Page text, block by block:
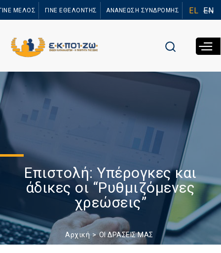
προς το
ΜΕΛΟΣ ΓΙΝΕ ΕΘΕΛΟΝΤΗΣ ΑΝΑΝΕΩΣΗ ΣΥΝΔΡΟΜΗΣ EL EN
Επιστολή: Υπέρογκες και
άδικες οι “Ρυθμιζόμενες
χρεώσεις”
Αρχική ΟΙ ΔΡΑΣΕΙΣ ΜΑΣ